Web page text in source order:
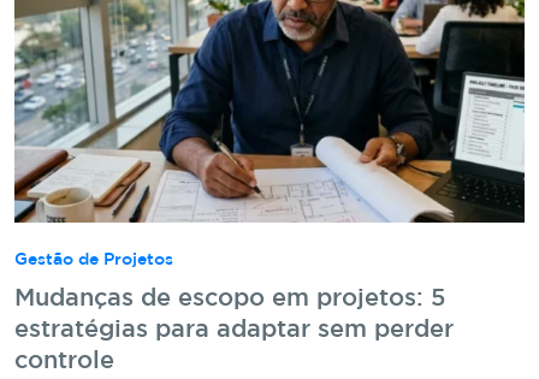
Gestão de Projetos
Mudanças de escopo em projetos: 5
estratégias para adaptar sem perder
controle